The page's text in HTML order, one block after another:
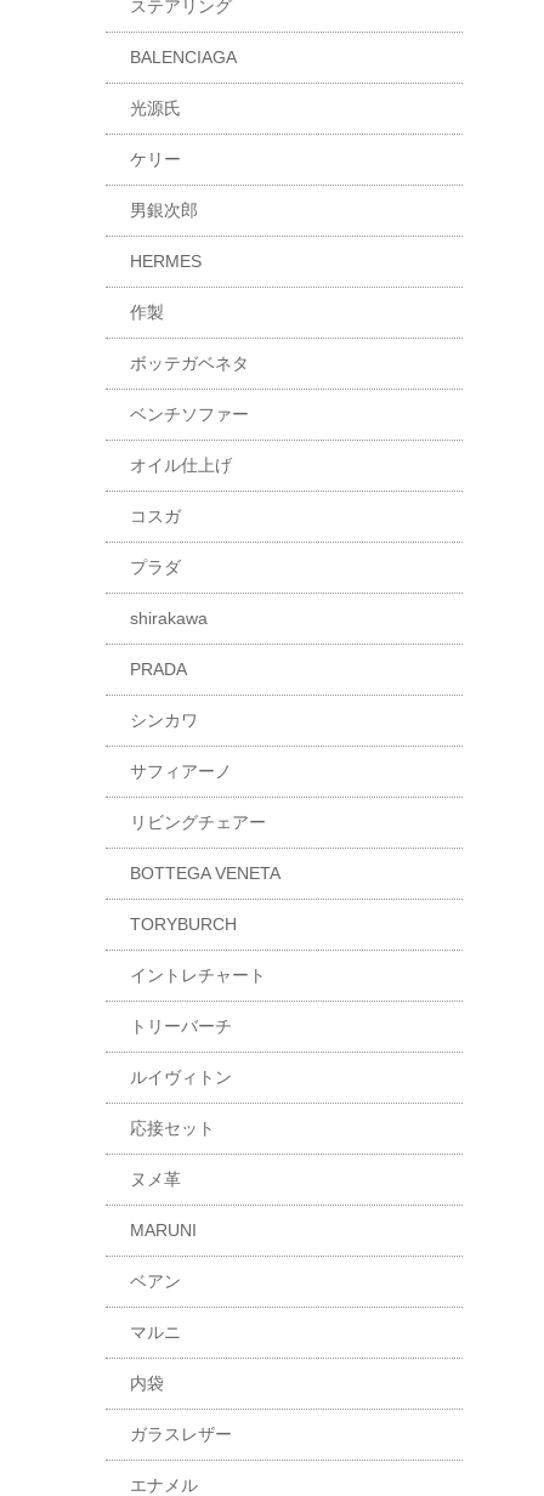
ステアリング
BALENCIAGA
光源氏
ケリー
男銀次郎
HERMES
作製
ボッテガベネタ
ベンチソファー
オイル仕上げ
コスガ
プラダ
shirakawa
PRADA
シンカワ
サフィアーノ
リビングチェアー
BOTTEGA VENETA
TORYBURCH
イントレチャート
トリーバーチ
ルイヴィトン
応接セット
ヌメ革
MARUNI
ベアン
マルニ
内袋
ガラスレザー
エナメル